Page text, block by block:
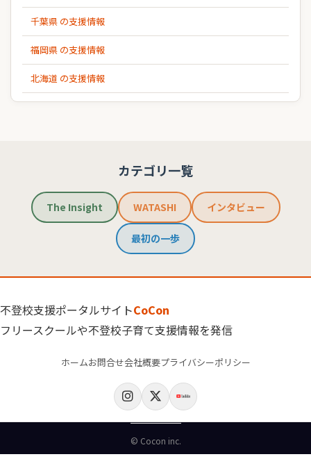
千葉県 の支援情報
福岡県 の支援情報
北海道 の支援情報
カテゴリ一覧
The Insight WATASHI インタビュー
最初の一歩
不登校支援ポータルサイトCoCon
フリースクールや不登校子育て支援情報を発信
ホームお問合せ会社概要プライバシーポリシー
© Cocon inc.